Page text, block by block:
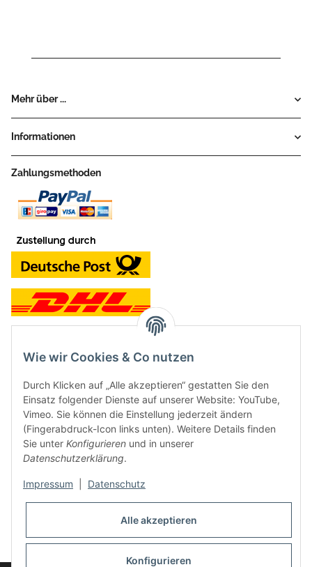
Mehr über ...
Informationen
Zahlungsmethoden
Neben dem Onlineshop haben wir ein Ladengeschäft in Hütten:
Frontline Games
Färbereiweg 3A
24358 Hütten
Oder mit Terminvereinbarung
info@frontlinegames.de
Wie wir Cookies & Co nutzen
Durch Klicken auf „Alle akzeptieren“ gestatten Sie den
Einsatz folgender Dienste auf unserer Website: YouTube,
Vimeo. Sie können die Einstellung jederzeit ändern
(Fingerabdruck-Icon links unten). Weitere Details finden
Sie unter Konfigurieren und in unserer
Datenschutzerklärung.
Impressum Datenschutz
Alle akzeptieren
Konfigurieren